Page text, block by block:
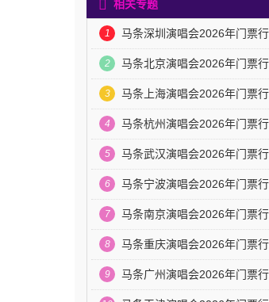
相关专题
1 马条深圳演唱会2026年门票
2 马条北京演唱会2026年门票
3 马条上海演唱会2026年门票
4 马条杭州演唱会2026年门票
5 马条武汉演唱会2026年门票
6 马条宁波演唱会2026年门票
7 马条南京演唱会2026年门票
8 马条重庆演唱会2026年门票
9 马条广州演唱会2026年门票